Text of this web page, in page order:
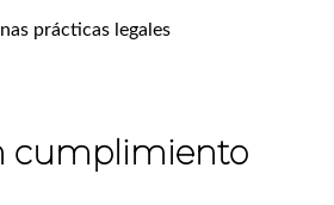
prácticas legales
cumplimiento